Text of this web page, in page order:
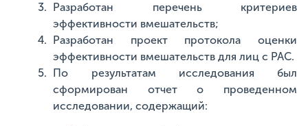
Разработан перечень критериев
эффективности вмешательств;
Разработан проект протокола оценки
эффективности вмешательств для лиц с РАС.
По результатам исследования был
сформирован отчет о проведенном
исследовании, содержащий: